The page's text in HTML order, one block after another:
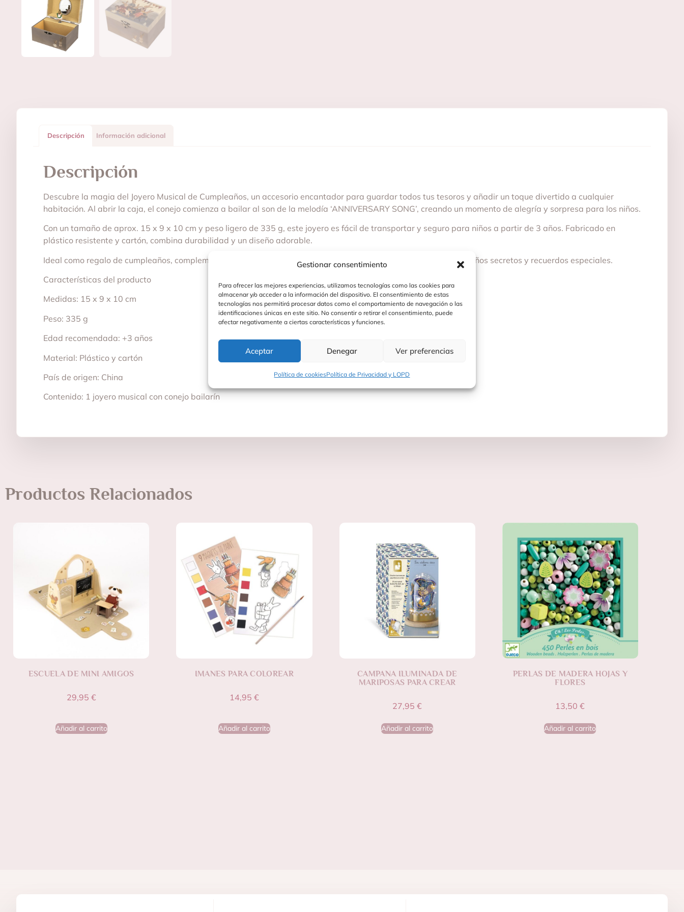
Gestionar consentimiento
Para ofrecer las mejores experiencias, utilizamos tecnologías como las cookies para
almacenar y/o acceder a la información del dispositivo. El consentimiento de estas
tecnologías nos permitirá procesar datos como el comportamiento de navegación o las
identificaciones únicas en este sitio. No consentir o retirar el consentimiento, puede
afectar negativamente a ciertas características y funciones.
Aceptar Denegar Ver preferencias
Política de cookiesPolítica de Privacidad y LOPD
Descripción Información adicional
Descripción
Descubre la magia del Joyero Musical de Cumpleaños, un accesorio encantador para guardar todos tus tesoros y añadir un toque divertido a cualquier
habitación. Al abrir la caja, el conejo comienza a bailar al son de la melodía ‘ANNIVERSARY SONG’, creando un momento de alegría y sorpresa para los niños.
Con un tamaño de aprox. 15 x 9 x 10 cm y peso ligero de 335 g, este joyero es fácil de transportar y seguro para niños a partir de 3 años. Fabricado en
plástico resistente y cartón, combina durabilidad y un diseño adorable.
Ideal como regalo de cumpleaños, complemento para colecciones de juguetes o simplemente para guardar pequeños secretos y recuerdos especiales.
Características del producto
Medidas: 15 x 9 x 10 cm
Peso: 335 g
Edad recomendada: +3 años
Material: Plástico y cartón
País de origen: China
Contenido: 1 joyero musical con conejo bailarín
Productos Relacionados
ESCUELA DE MINI AMIGOS
29,95 €
Añadir al carrito
IMANES PARA COLOREAR
14,95 €
Añadir al carrito
CAMPANA ILUMINADA DE
MARIPOSAS PARA CREAR
27,95€
Añadir al carrito
PERLAS DE MADERA HOJAS Y
FLORES
13,50€
Añadir al carrito